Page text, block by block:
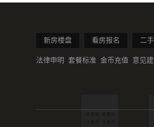
新房楼盘 看房报名 二
法律申明 套餐标准 金币充值 意见